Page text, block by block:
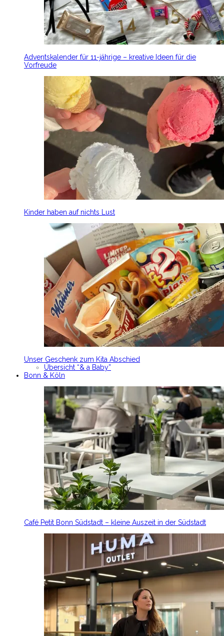
Adventskalender für 11-jährige – kreative Ideen für die
Vorfreude
Kinder haben auf nichts Lust
Unser Geschenk zum Kita Abschied
Übersicht “& a Baby”
Bonn & Köln
Café Petit Bonn Südstadt – kleine Auszeit in der Südstadt